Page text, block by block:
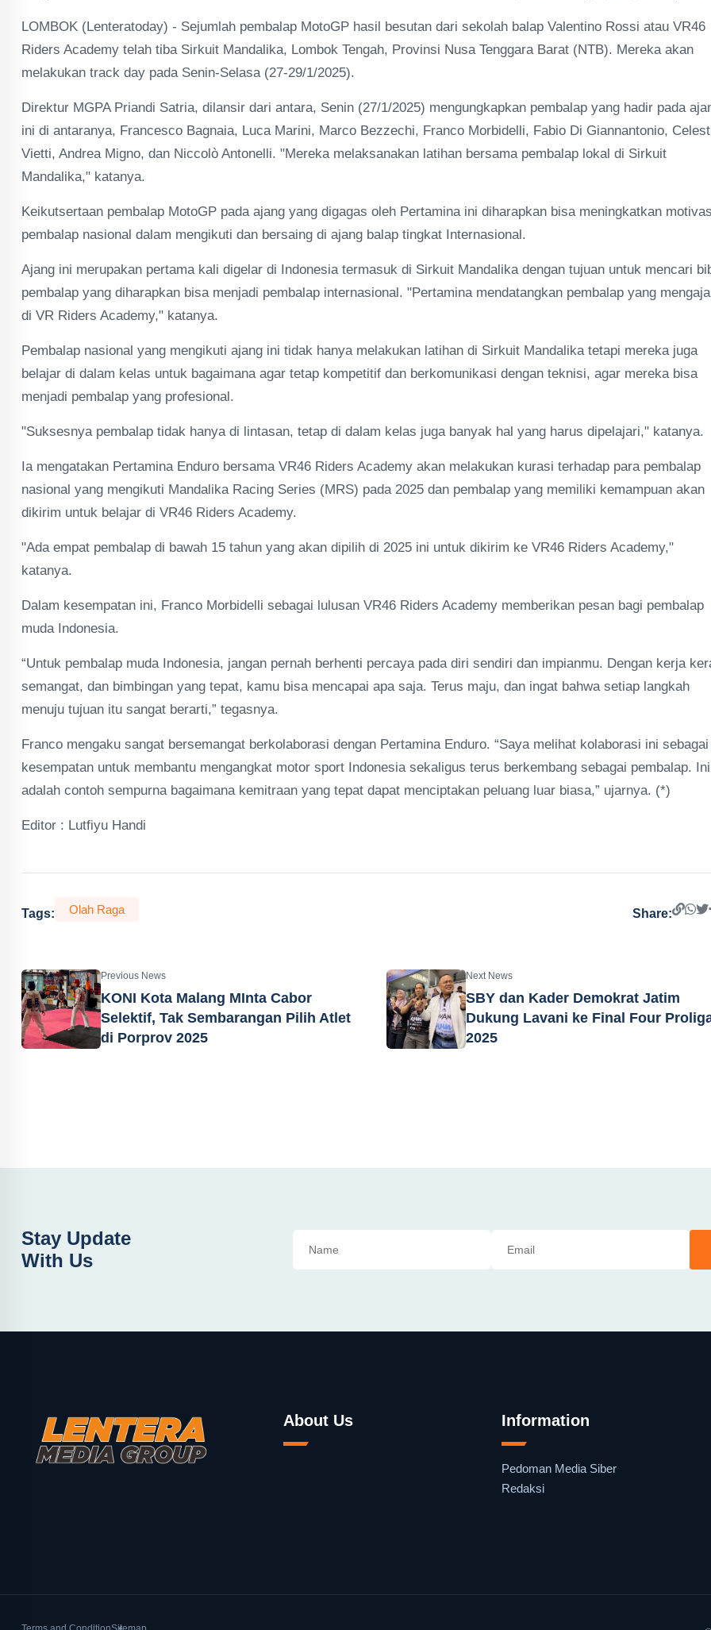
LOMBOK (Lenteratoday) - Sejumlah pembalap MotoGP hasil besutan dari sekolah balap Valentino Rossi atau VR46
Riders Academy telah tiba Sirkuit Mandalika, Lombok Tengah, Provinsi Nusa Tenggara Barat (NTB). Mereka akan
melakukan track day pada Senin-Selasa (27-29/1/2025).
Direktur MGPA Priandi Satria, dilansir dari antara, Senin (27/1/2025) mengungkapkan pembalap yang hadir pada
ini di antaranya, Francesco Bagnaia, Luca Marini, Marco Bezzechi, Franco Morbidelli, Fabio Di Giannantonio,
Vietti, Andrea Migno, dan Niccolò Antonelli. "Mereka melaksanakan latihan bersama pembalap lokal di Sirkuit
Mandalika," katanya.
Keikutsertaan pembalap MotoGP pada ajang yang digagas oleh Pertamina ini diharapkan bisa meningkatkan
pembalap nasional dalam mengikuti dan bersaing di ajang balap tingkat Internasional.
Ajang ini merupakan pertama kali digelar di Indonesia termasuk di Sirkuit Mandalika dengan tujuan untuk mencari
pembalap yang diharapkan bisa menjadi pembalap internasional. "Pertamina mendatangkan pembalap yang
di VR Riders Academy," katanya.
Pembalap nasional yang mengikuti ajang ini tidak hanya melakukan latihan di Sirkuit Mandalika tetapi mereka juga
belajar di dalam kelas untuk bagaimana agar tetap kompetitif dan berkomunikasi dengan teknisi, agar mereka bisa
menjadi pembalap yang profesional.
"Suksesnya pembalap tidak hanya di lintasan, tetap di dalam kelas juga banyak hal yang harus dipelajari," katanya.
Ia mengatakan Pertamina Enduro bersama VR46 Riders Academy akan melakukan kurasi terhadap para pembalap
nasional yang mengikuti Mandalika Racing Series (MRS) pada 2025 dan pembalap yang memiliki kemampuan akan
dikirim untuk belajar di VR46 Riders Academy.
"Ada empat pembalap di bawah 15 tahun yang akan dipilih di 2025 ini untuk dikirim ke VR46 Riders Academy,"
katanya.
Dalam kesempatan ini, Franco Morbidelli sebagai lulusan VR46 Riders Academy memberikan pesan bagi pembalap
muda Indonesia.
“Untuk pembalap muda Indonesia, jangan pernah berhenti percaya pada diri sendiri dan impianmu. Dengan kerja
semangat, dan bimbingan yang tepat, kamu bisa mencapai apa saja. Terus maju, dan ingat bahwa setiap langkah
menuju tujuan itu sangat berarti,” tegasnya.
Franco mengaku sangat bersemangat berkolaborasi dengan Pertamina Enduro. “Saya melihat kolaborasi ini sebagai
kesempatan untuk membantu mengangkat motor sport Indonesia sekaligus terus berkembang sebagai pembalap. Ini
adalah contoh sempurna bagaimana kemitraan yang tepat dapat menciptakan peluang luar biasa,” ujarnya. (*)
Editor : Lutfiyu Handi
Tags: Olah Raga Share:
Previous News
KONI Kota Malang MInta Cabor
Selektif, Tak Sembarangan Pilih Atlet
di Porprov 2025
Next News
SBY dan Kader Demokrat Jatim
Dukung Lavani ke Final Four
2025
Stay Update
With Us
About Us Information
Pedoman Media Siber
Redaksi